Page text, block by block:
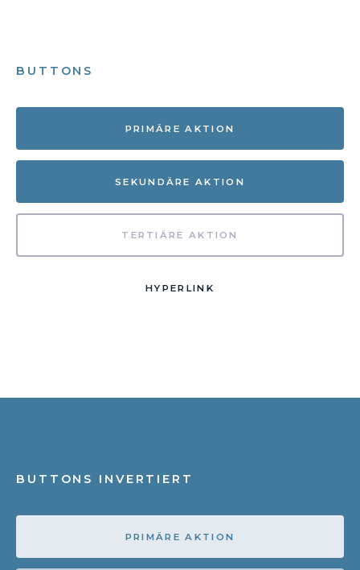
BUTTONS
PRIMÄRE AKTION
SEKUNDÄRE AKTION
TERTIÄRE AKTION
HYPERLINK
BUTTONS INVERTIERT
PRIMÄRE AKTION